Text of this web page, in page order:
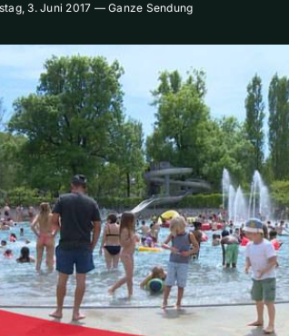
3. Juni 2017 — Ganze Sendung